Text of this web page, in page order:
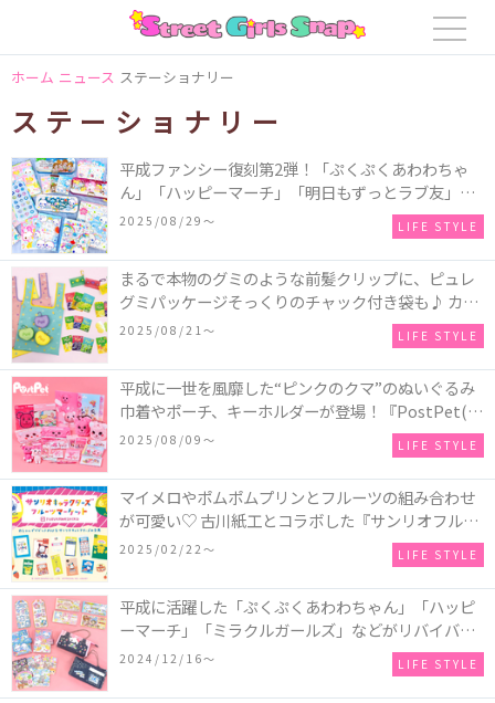
ホーム ニュース ステーショナリー
ステーショナリー
平成ファンシー復刻第2弾！「ぷくぷくあわわちゃ
ん」「ハッピーマーチ」「明日もずっとラブ友」な
どの「カンペンケース」や「遊べるメモ帳」が発売
2025/08/29〜 LIFE STYLE
まるで本物のグミのような前髪クリップに、ピュレ
グミパッケージそっくりのチャック付き袋も♪ カン
ロの人気商品「ピュレグミ」をモチーフにした文具
2025/08/21〜 LIFE STYLE
平成に一世を風靡した“ピンクのクマ”のぬいぐるみ
巾着やポーチ、キーホルダーが登場！『PostPet(ポ
ストペット)』文具雑貨シリーズが順次発売
2025/08/09〜 LIFE STYLE
マイメロやポムポムプリンとフルーツの組み合わせ
が可愛い♡ 古川紙工とコラボした『サンリオフルー
ツマーケット』シリーズが発売！
2025/02/22〜 LIFE STYLE
平成に活躍した「ぷくぷくあわわちゃん」「ハッピ
ーマーチ」「ミラクルガールズ」などがリバイバ
ル！「お札メモ」や「デニムペンケース」など懐か
2024/12/16〜 LIFE STYLE